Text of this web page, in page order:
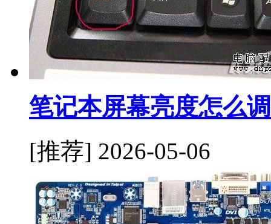
笔记本屏幕亮度怎么
[推荐] 2026-05-06